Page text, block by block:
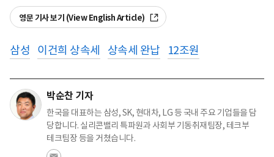
영문 기사 보기 (View English Article)
삼성 이건희 상속세 상속세 완납 12조원
박순찬 기자
한국을 대표하는 삼성, SK, 현대차, LG 등 국내 주요 기업들을 담
당합니다. 실리콘밸리 특파원과 사회부 기동취재팀장, 테크부
테크팀장 등을 거쳤습니다.